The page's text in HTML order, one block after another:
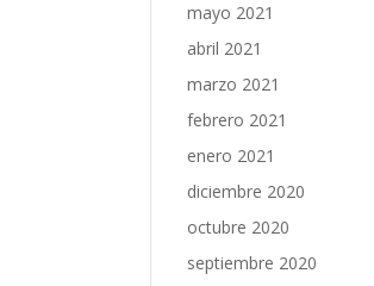
mayo 2021
abril 2021
marzo 2021
febrero 2021
enero 2021
diciembre 2020
octubre 2020
septiembre 2020